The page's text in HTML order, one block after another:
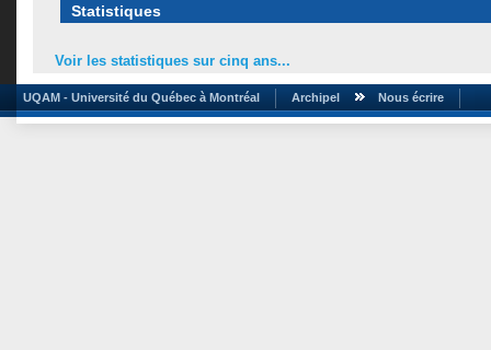
Statistiques
Voir les statistiques sur cinq ans...
UQAM - Université du Québec à Montréal Archipel Nous écrire